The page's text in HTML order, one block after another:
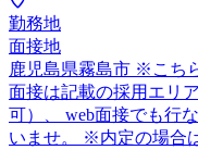
勤務地
面接地
鹿児島県霧島市 ※こち
面接は記載の採用エリ
可）、 web面接でも行
いませ。 ※内定の場合